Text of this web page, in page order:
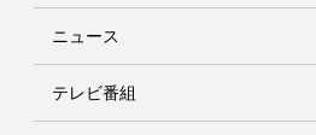
ニュース
テレビ番組